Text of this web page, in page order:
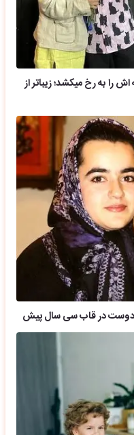
را به رخ میکشد؛ زیباتر از
دوست در قاب سی سال پیش